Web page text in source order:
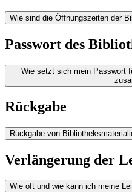
Wie sind die Öffnungszeiten der
Passwort des
Wie setzt sich mein Passwort
Rückgabe
Rückgabe von
Verlängerung der
Wie oft und wie kann ich meine